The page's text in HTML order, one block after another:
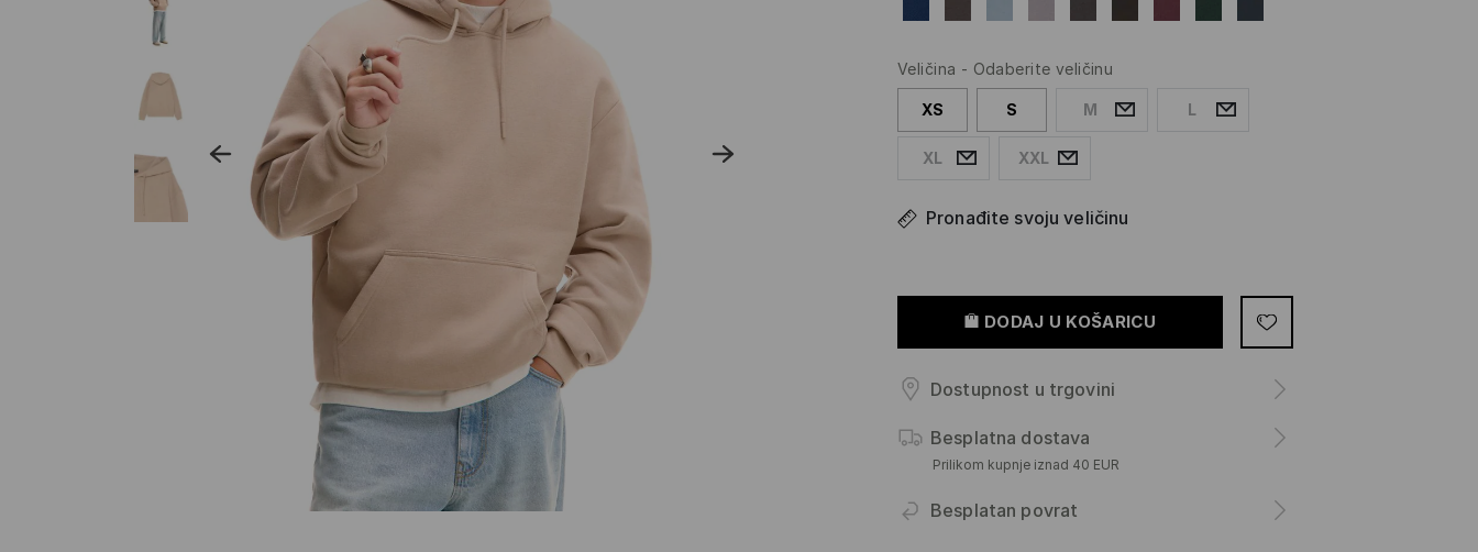
Veličina - Odaberite veličinu
XS S M L
XL XXL
Pronađite svoju veličinu
DODAJ U KOŠARICU
Dostupnost u trgovini
Besplatna dostava
Prilikom kupnje iznad 40 EUR
Besplatan povrat